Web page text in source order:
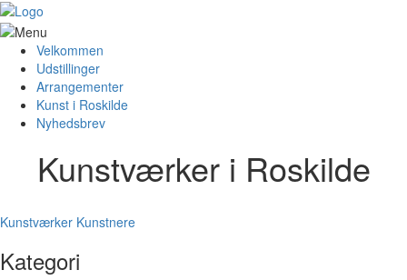
Velkommen
Udstillinger
Arrangementer
Kunst i Roskilde
Nyhedsbrev
Kunstværker i Roskilde
Kunstværker Kunstnere
Kategori